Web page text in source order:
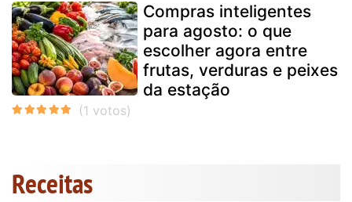
Compras inteligentes
para agosto: o que
escolher agora entre
frutas, verduras e peixes
da estação
Receitas